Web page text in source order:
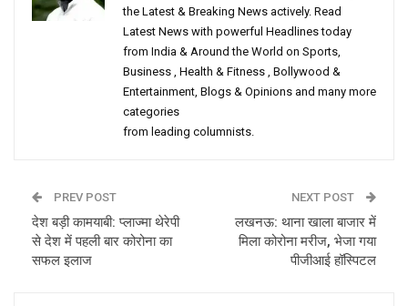
the Latest & Breaking News actively. Read
Latest News with powerful Headlines today
from India & Around the World on Sports,
Business , Health & Fitness , Bollywood &
Entertainment, Blogs & Opinions and many more
categories
from leading columnists.
PREV POST
देश बड़ी कामयाबी: प्लाज्मा थेरेपी
से देश में पहली बार कोरोना का
सफल इलाज
NEXT POST
लखनऊ: थाना खाला बाजार में
मिला कोरोना मरीज, भेजा गया
पीजीआई हॉस्पिटल